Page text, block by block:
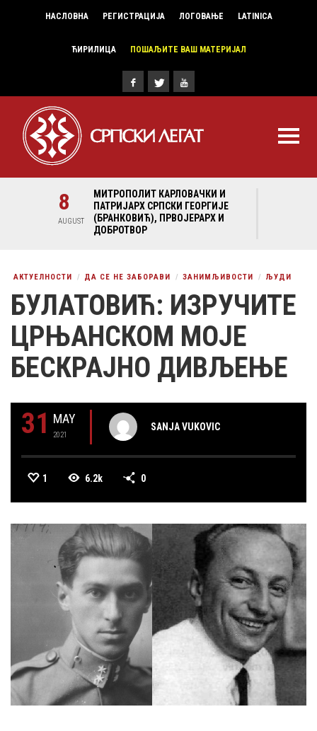
НАСЛОВНА РЕГИСТРАЦИЈА ЛОГОВАЊЕ LATINICA
ЋИРИЛИЦА ПОШАЉИТЕ ВАШ МАТЕРИЈАЛ
8
AUGUST
МИТРОПОЛИТ КАРЛОВАЧКИ И
ПАТРИЈАРХ СРПСКИ ГЕОРГИЈЕ
(БРАНКОВИЋ), ПРВОЈЕРАРХ И
ДОБРОТВОР
АКТУЕЛНОСТИ ДА СЕ НЕ ЗАБОРАВИ ЗАНИМЉИВОСТИ ЉУДИ
БУЛАТОВИЋ: ИЗРУЧИТЕ
ЦРЊАНСКОМ МОЈЕ
БЕСКРАЈНО ДИВЉЕЊЕ
31 MAY
2021
SANJA VUKOVIC
1 6.2k 0